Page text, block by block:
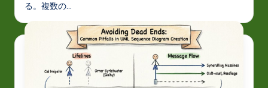
る。複数の…